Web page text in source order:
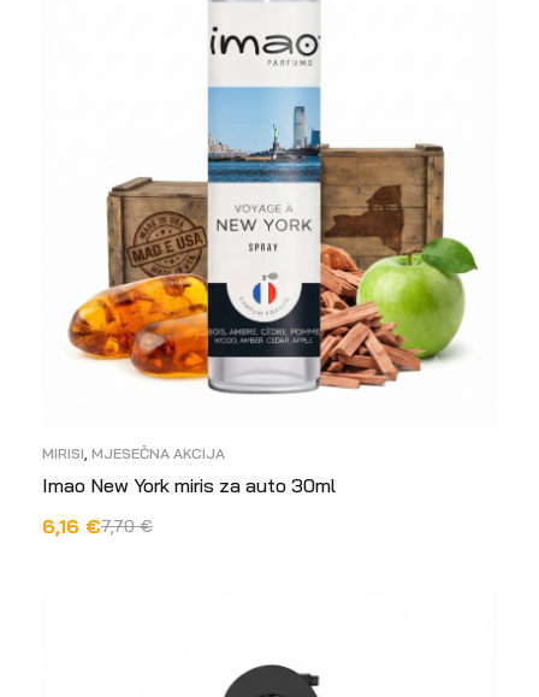
MIRISI, MJESEČNA AKCIJA
Imao New York miris za auto 30ml
7,70€
6,16 €